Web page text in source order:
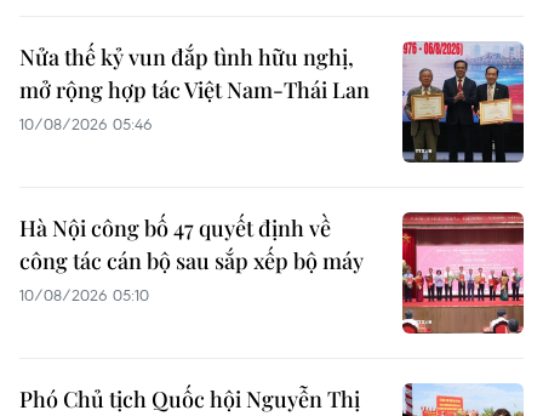
Nửa thế kỷ vun đắp tình hữu nghị,
mở rộng hợp tác Việt Nam-Thái Lan
10/08/2026 05:46
Hà Nội công bố 47 quyết định về
công tác cán bộ sau sắp xếp bộ máy
10/08/2026 05:10
Phó Chủ tịch Quốc hội Nguyễn Thị